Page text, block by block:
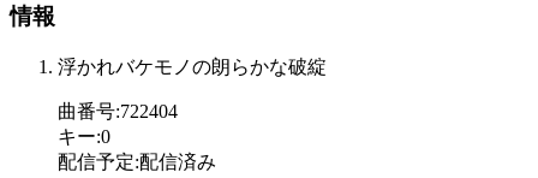
情報
浮かれバケモノの朗らかな破綻
曲番号:722404
キー:0
配信予定:配信済み